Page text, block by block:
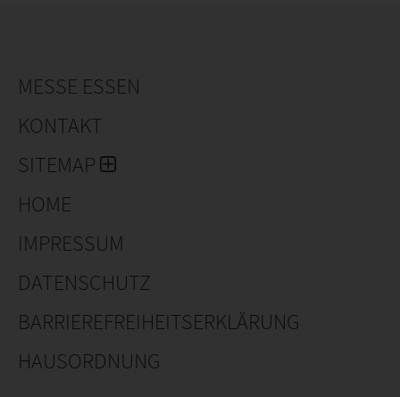
MESSE ESSEN
KONTAKT
SITEMAP
HOME
IMPRESSUM
DATENSCHUTZ
BARRIEREFREIHEITSERKLÄRUNG
HAUSORDNUNG